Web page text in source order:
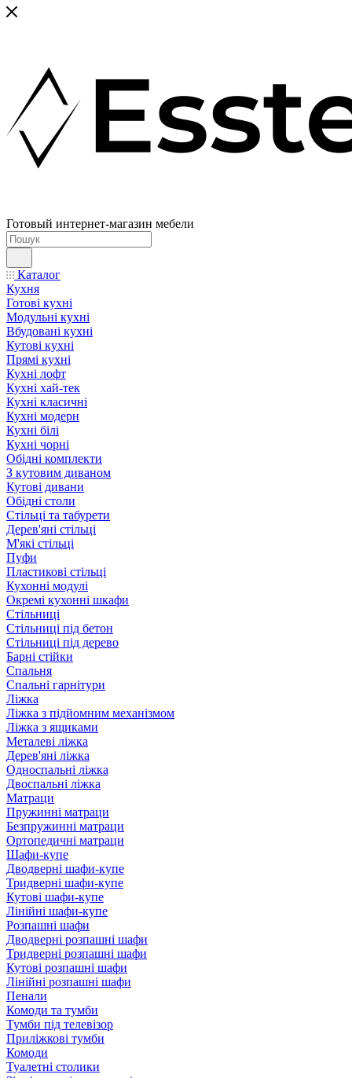
Готовый интернет-магазин мебели
Каталог
Кухня
Готові кухні
Модульні кухні
Вбудовані кухні
Кутові кухні
Прямі кухні
Кухні лофт
Кухні хай-тек
Кухні класичні
Кухні модерн
Кухні білі
Кухні чорні
Обідні комплекти
З кутовим диваном
Кутові дивани
Обідні столи
Стільці та табурети
Дерев'яні стільці
М'які стільці
Пуфи
Пластикові стільці
Кухонні модулі
Окремі кухонні шкафи
Стільниці
Стільниці під бетон
Стільниці під дерево
Барні стійки
Спальня
Спальні гарнітури
Ліжка
Ліжка з підйомним механізмом
Ліжка з ящиками
Металеві ліжка
Дерев'яні ліжка
Односпальні ліжка
Двоспальні ліжка
Матраци
Пружинні матраци
Безпружинні матраци
Ортопедичні матраци
Шафи-купе
Дводверні шафи-купе
Тридверні шафи-купе
Кутові шафи-купе
Лінійні шафи-купе
Розпашні шафи
Дводверні розпашні шафи
Тридверні розпашні шафи
Кутові розпашні шафи
Лінійні розпашні шафи
Пенали
Комоди та тумби
Тумби під телевізор
Приліжкові тумби
Комоди
Туалетні столики